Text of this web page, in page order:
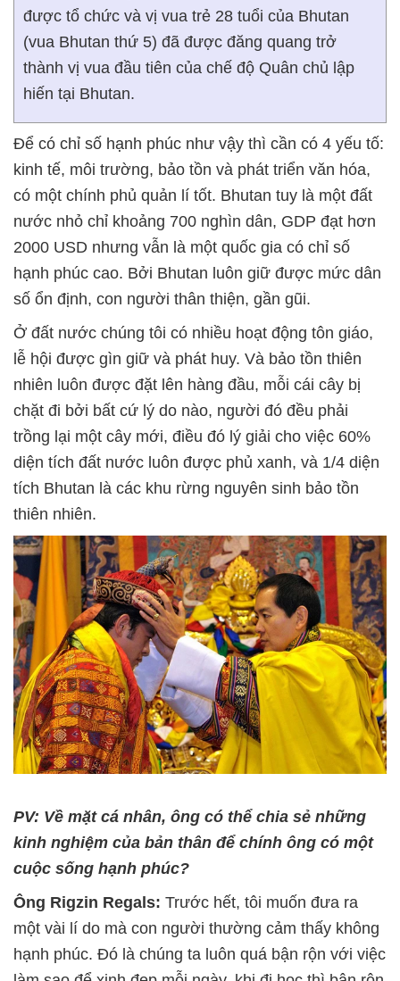
được tổ chức và vị vua trẻ 28 tuổi của Bhutan
(vua Bhutan thứ 5) đã được đăng quang trở
thành vị vua đầu tiên của chế độ Quân chủ lập
hiến tại Bhutan.
Để có chỉ số hạnh phúc như vậy thì cần có 4 yếu tố:
kinh tế, môi trường, bảo tồn và phát triển văn hóa,
có một chính phủ quản lí tốt. Bhutan tuy là một đất
nước nhỏ chỉ khoảng 700 nghìn dân, GDP đạt hơn
2000 USD nhưng vẫn là một quốc gia có chỉ số
hạnh phúc cao. Bởi Bhutan luôn giữ được mức dân
số ổn định, con người thân thiện, gần gũi.
Ở đất nước chúng tôi có nhiều hoạt động tôn giáo,
lễ hội được gìn giữ và phát huy. Và bảo tồn thiên
nhiên luôn được đặt lên hàng đầu, mỗi cái cây bị
chặt đi bởi bất cứ lý do nào, người đó đều phải
trồng lại một cây mới, điều đó lý giải cho việc 60%
diện tích đất nước luôn được phủ xanh, và 1/4 diện
tích Bhutan là các khu rừng nguyên sinh bảo tồn
thiên nhiên.
PV: Về mặt cá nhân, ông có thể chia sẻ những
kinh nghiệm của bản thân để chính ông có một
cuộc sống hạnh phúc?
Ông Rigzin Regals: Trước hết, tôi muốn đưa ra
một vài lí do mà con người thường cảm thấy không
hạnh phúc. Đó là chúng ta luôn quá bận rộn với việc